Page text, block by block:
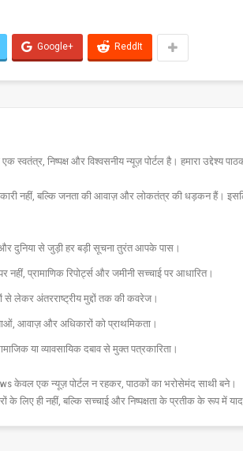
Google+ ReddIt
स्वतंत्र, निष्पक्ष और विश्वसनीय न्यूज़ पोर्टल है। हमारा उद्देश्य
नहीं, बल्कि जनता की आवाज़ और लोकतंत्र की धड़कन हैं।
दुनिया से जुड़ी हर बड़ी सूचना तुरंत आपके पास।
नहीं, प्रामाणिक रिपोर्ट्स और जमीनी सच्चाई पर आधारित।
से लेकर अंतरराष्ट्रीय मुद्दों तक की कवरेज।
आवाज़ और अधिकारों को प्राथमिकता।
या व्यावसायिक दबाव से मुक्त पत्रकारिता।
केवल एक न्यूज़ पोर्टल न रहकर, पाठकों का भरोसेमंद साथी बने।
के लिए ही नहीं, बल्कि सच्चाई और निष्पक्षता के प्रतीक के रूप में